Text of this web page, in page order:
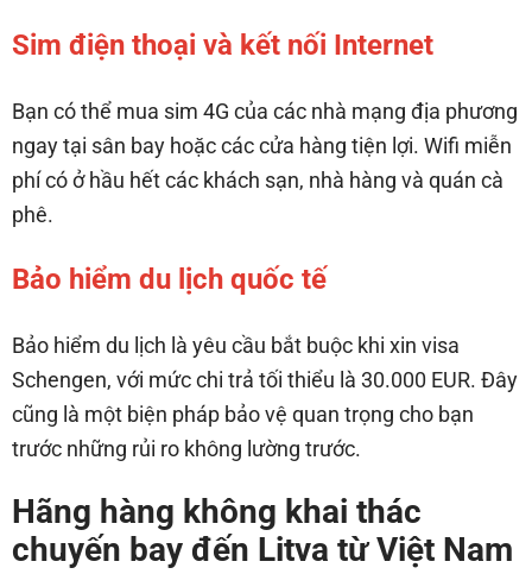
Sim điện thoại và kết nối Internet
Bạn có thể mua sim 4G của các nhà mạng địa phương
ngay tại sân bay hoặc các cửa hàng tiện lợi. Wifi miễn
phí có ở hầu hết các khách sạn, nhà hàng và quán cà
phê.
Bảo hiểm du lịch quốc tế
Bảo hiểm du lịch là yêu cầu bắt buộc khi xin visa
Schengen, với mức chi trả tối thiểu là 30.000 EUR. Đây
cũng là một biện pháp bảo vệ quan trọng cho bạn
trước những rủi ro không lường trước.
Hãng hàng không khai thác
chuyến bay đến Litva từ Việt Nam